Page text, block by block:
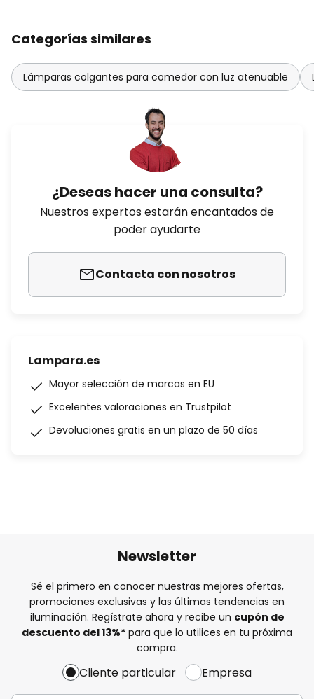
Categorías similares
Lámparas colgantes para comedor con luz atenuable
¿Deseas hacer una consulta?
Nuestros expertos estarán encantados de
poder ayudarte
Contacta con nosotros
Lampara.es
Mayor selección de marcas en EU
Excelentes valoraciones en Trustpilot
Devoluciones gratis en un plazo de 50 días
Newsletter
Sé el primero en conocer nuestras mejores ofertas,
promociones exclusivas y las últimas tendencias en
iluminación. Regístrate ahora y recibe un cupón de
descuento del13%* para que lo utilices en tu próxima
compra.
Cliente particular Empresa